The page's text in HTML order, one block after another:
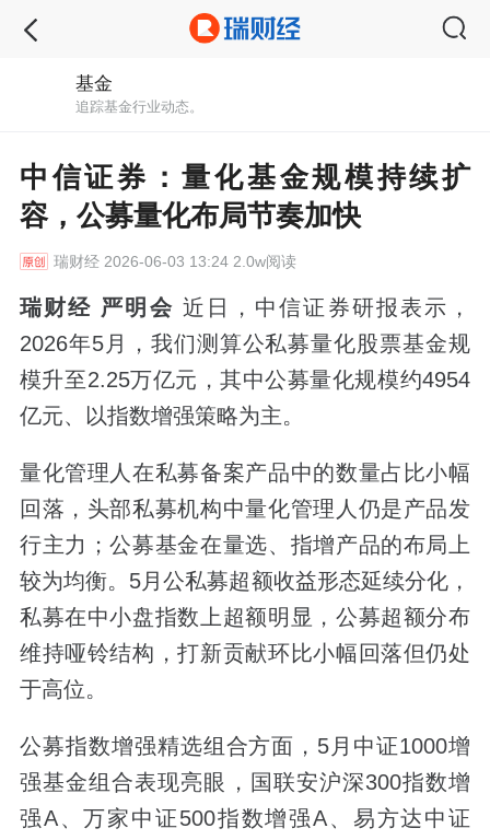
基金
追踪基金行业动态。
中信证券：量化基金规模持续扩
容，公募量化布局节奏加快
瑞财经2026-06-03 13:24 2.0w阅读
瑞财经 严明会 近日，中信证券研报表示，
2026年5月，我们测算公私募量化股票基金规
模升至2.25万亿元，其中公募量化规模约4954
亿元、以指数增强策略为主。
量化管理人在私募备案产品中的数量占比小幅
回落，头部私募机构中量化管理人仍是产品发
行主力；公募基金在量选、指增产品的布局上
较为均衡。5月公私募超额收益形态延续分化，
私募在中小盘指数上超额明显，公募超额分布
维持哑铃结构，打新贡献环比小幅回落但仍处
于高位。
公募指数增强精选组合方面，5月中证1000增
强基金组合表现亮眼，国联安沪深300指数增
强A、万家中证500指数增强A、易方达中证